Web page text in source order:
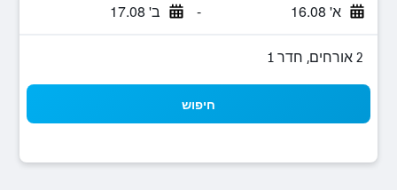
א' 16.08 - ב' 17.08
2 אורחים, חדר 1
חיפוש